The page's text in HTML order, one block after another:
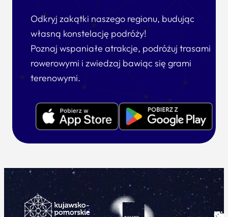
Odkryj zakątki naszego regionu, budując
własną konstelację podróży!
Poznaj wspaniałe atrakcje, podróżuj trasami
rowerowymi i zwiedzaj bawiąc się grami
terenowymi.